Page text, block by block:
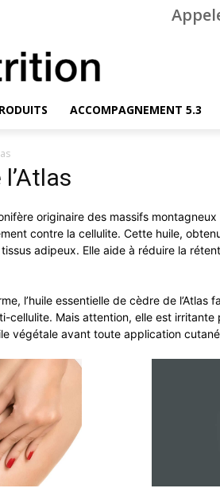
ACCOMPAGNEMENT 5.3
originaire des massifs montagneux
contre la cellulite. Cette huile,
adipeux. Elle aide à réduire la
l’huile essentielle de cèdre de
cellulite. Mais attention, elle est
végétale avant toute application